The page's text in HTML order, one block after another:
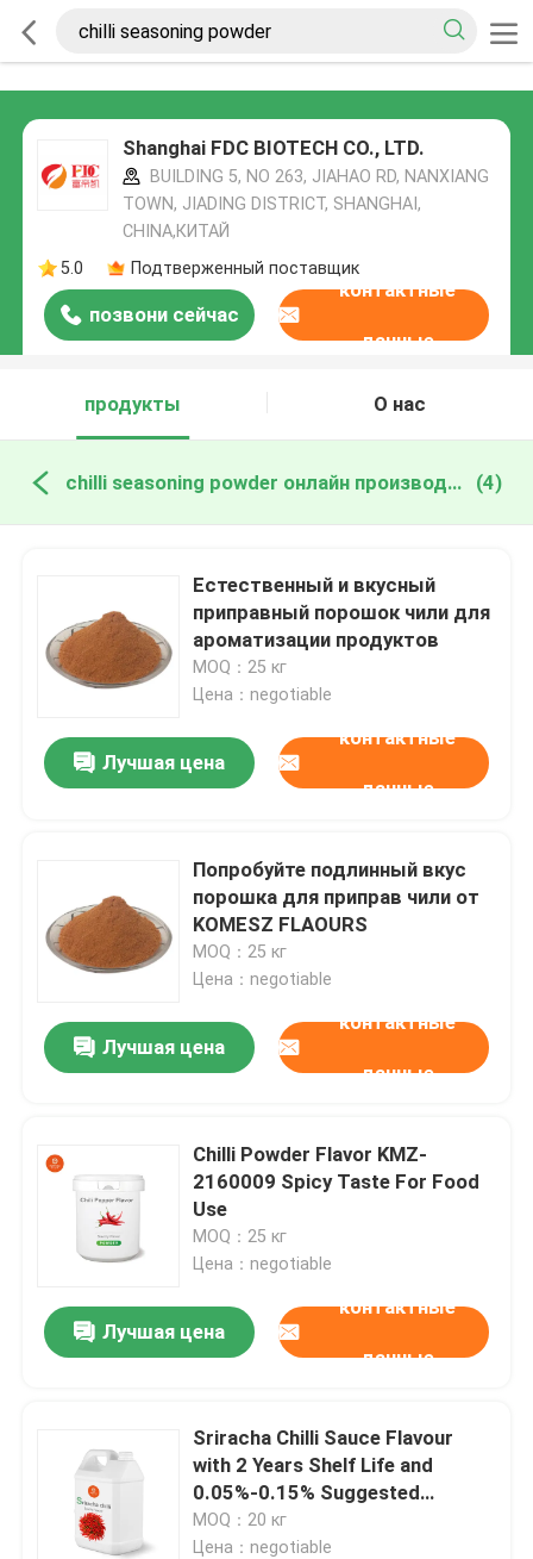
Shanghai FDC BIOTECH CO., LTD.
BUILDING 5, NO 263, JIAHAO RD, NANXIANG
TOWN, JIADING DISTRICT, SHANGHAI,
CHINA,КИТАЙ
5.0
Подтверженный поставщик
позвони сейчас
контактные
данные
продукты О нас
chilli seasoning powder онлайн производство (4)
Естественный и вкусный
приправный порошок чили для
ароматизации продуктов
MOQ：25 кг
Цена：negotiable
Лучшая цена
контактные
данные
Попробуйте подлинный вкус
порошка для приправ чили от
KOMESZ FLAOURS
MOQ：25 кг
Цена：negotiable
Лучшая цена
контактные
данные
Chilli Powder Flavor KMZ-
2160009 Spicy Taste For Food
Use
MOQ：25 кг
Цена：negotiable
Лучшая цена
контактные
данные
Sriracha Chilli Sauce Flavour
with 2 Years Shelf Life and
0.05%-0.15% Suggested
Addition Amount for Food
MOQ：20 кг
Цена：negotiable